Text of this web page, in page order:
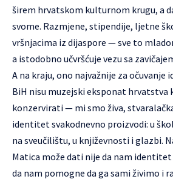
širem hrvatskom kulturnom krugu, a
svome. Razmjene, stipendije, ljetne
vršnjacima iz dijaspore — sve to
a istodobno učvršćuje vezu sa
A na kraju, ono najvažnije za očuvanje
BiH nisu muzejski eksponat hrvatstva
konzervirati — mi smo živa,
identitet svakodnevno proizvodi: u
na sveučilištu, u književnosti i glazbi.
Matica može dati nije da nam identitet
da nam pomogne da ga sami živimo i